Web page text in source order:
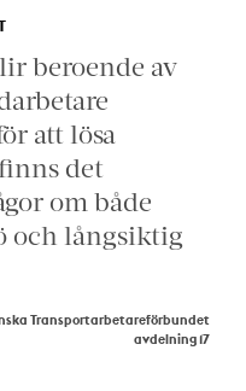
beroende av
att lösa
det
om både
och långsiktig
Transportarbetareförbundet
avdelning 17